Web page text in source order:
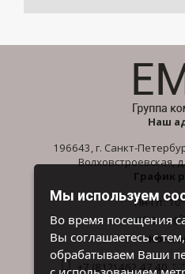
Наш
196643, г. Санкт-
Волховстроевская,
График
Пн-Пт: 10
Сб-Вс: 10
+7 (812) 462 47 40
Мы используем
Во время посещения
Вы соглашаетесь с
обрабатываем Ваши